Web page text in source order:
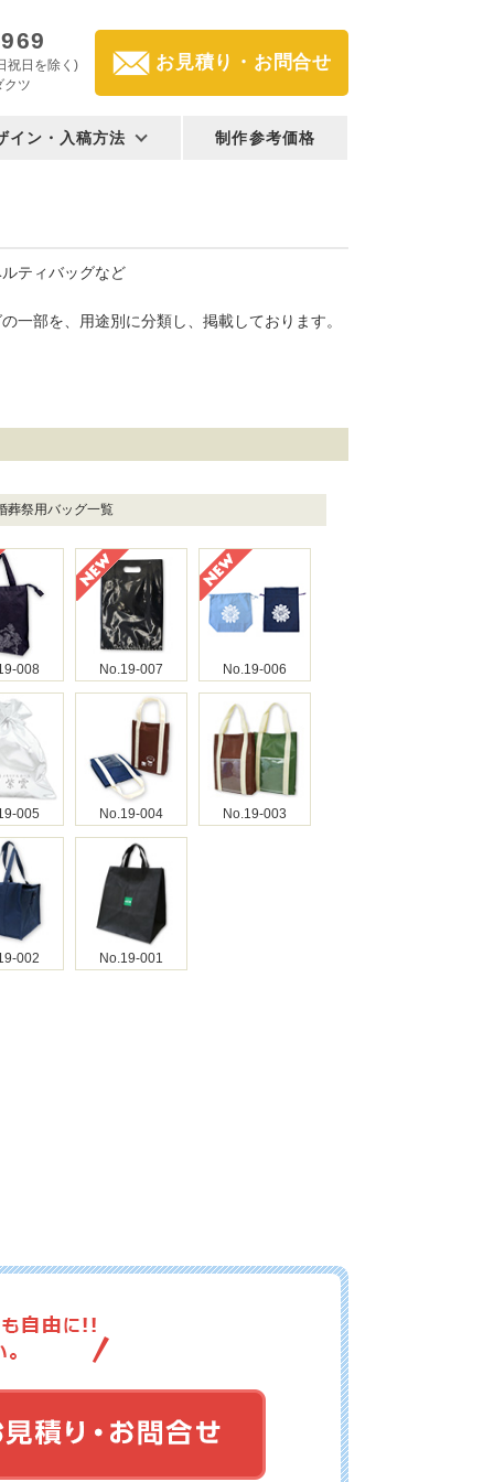
祝日を除く)
クツ
お見積り・お問合せ
イン・入稿方法 制作参考価格
ティバッグなど
一部を、用途別に分類し、掲載しております。
葬祭用バッグ一覧
008 No.19-007 No.19-006
005 No.19-004 No.19-003
002 No.19-001